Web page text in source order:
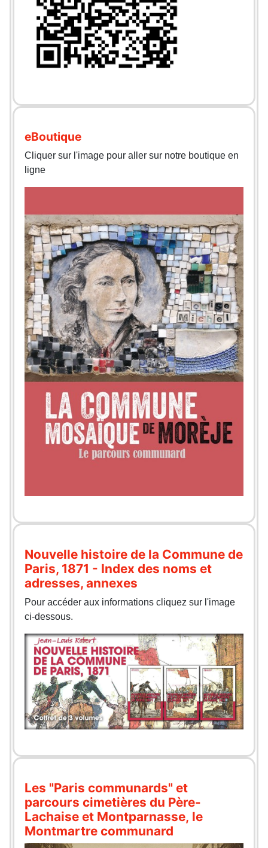
eBoutique
Cliquer sur l'image pour aller sur notre boutique en
ligne
Nouvelle histoire de la Commune de
Paris, 1871 - Index des noms et
adresses, annexes
Pour accéder aux informations cliquez sur l'image
ci-dessous.
Les "Paris communards" et
parcours cimetières du Père-
Lachaise et Montparnasse, le
Montmartre communard